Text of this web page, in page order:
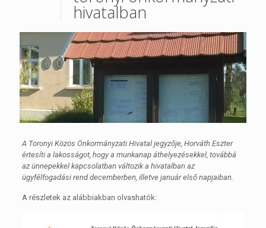
hivatalban
A Toronyi Közös Önkormányzati Hivatal jegyzője, Horváth Eszter
értesíti a lakosságot, hogy a munkanap áthelyezésekkel, továbbá
az ünnepekkel kapcsolatban változik a hivatalban az
ügyfélfogadási rend decemberben, illetve január első napjaiban.
A részletek az alábbiakban olvashatók: